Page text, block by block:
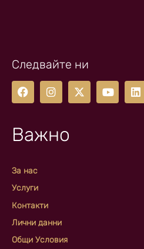
Следвайте ни
Важно
За нас
Услуги
Контакти
Лични данни
Общи Условия